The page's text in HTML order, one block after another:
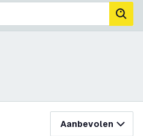
Aanbevolen